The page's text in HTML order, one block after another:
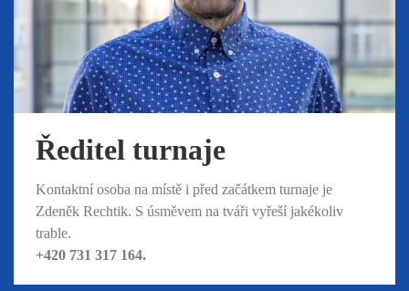
Ředitel turnaje
Kontaktní osoba na místě i před začátkem turnaje je
Zdeněk Rechtik. S úsměvem na tváři vyřeší jakékoliv
trable.
+420 731 317 164.